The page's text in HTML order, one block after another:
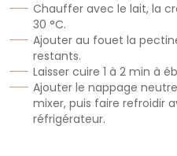
Chauffer avec le lait, la
30 °C.
Ajouter au fouet la
restants.
Laisser cuire 1 à 2 min à
Ajouter le nappage
mixer, puis faire refroidir
réfrigérateur.